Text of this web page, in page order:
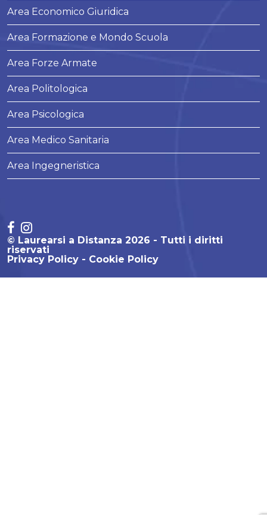
Area Economico Giuridica
Area Formazione e Mondo Scuola
Area Forze Armate
Area Politologica
Area Psicologica
Area Medico Sanitaria
Area Ingegneristica
© Laurearsi a Distanza 2026 - Tutti i diritti
riservati
Privacy Policy
Cookie Policy